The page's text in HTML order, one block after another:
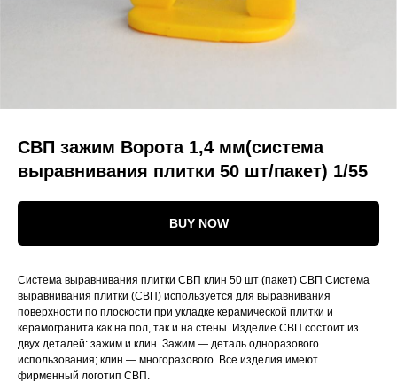
СВП зажим Ворота 1,4 мм(система
выравнивания плитки 50 шт/пакет) 1/55
BUY NOW
Система выравнивания плитки СВП клин 50 шт (пакет) СВП Система
выравнивания плитки (СВП) используется для выравнивания
поверхности по плоскости при укладке керамической плитки и
керамогранита как на пол, так и на стены. Изделие СВП состоит из
двух деталей: зажим и клин. Зажим — деталь одноразового
использования; клин — многоразового. Все изделия имеют
фирменный логотип СВП.